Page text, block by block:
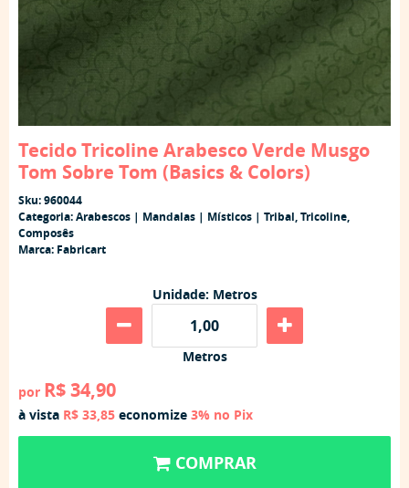
Tecido Tricoline Arabesco Verde Musgo
Tom Sobre Tom (Basics & Colors)
Sku:960044
Categoria:Arabescos | Mandalas | Místicos | Tribal,Tricoline,
Composês
Marca: Fabricart
Unidade: Metros
Metros
por R$ 34,90
à vista R$ 33,85 economize 3% no Pix
COMPRAR